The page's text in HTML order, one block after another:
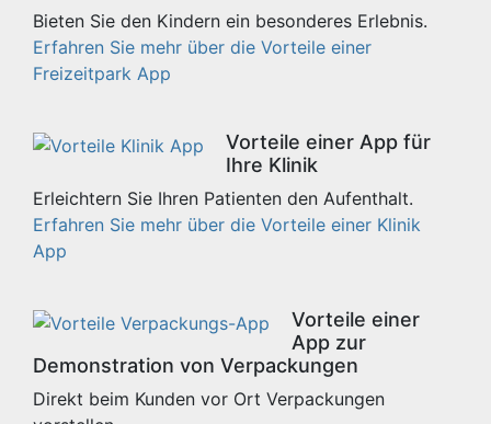
Bieten Sie den Kindern ein besonderes Erlebnis.
Erfahren Sie mehr über die Vorteile einer
Freizeitpark App
Vorteile einer App für
Ihre Klinik
Erleichtern Sie Ihren Patienten den Aufenthalt.
Erfahren Sie mehr über die Vorteile einer Klinik
App
Vorteile einer
App zur
Demonstration von Verpackungen
Direkt beim Kunden vor Ort Verpackungen